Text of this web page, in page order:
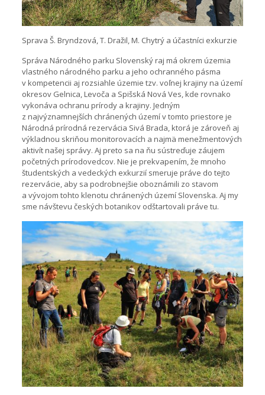
Sprava Š. Bryndzová, T. Dražil, M. Chytrý a účastníci exkurzie
Správa Národného parku Slovenský raj má okrem územia
vlastného národného parku a jeho ochranného pásma
v kompetencii aj rozsiahle územie tzv. voľnej krajiny na území
okresov Gelnica, Levoča a Spišská Nová Ves, kde rovnako
vykonáva ochranu prírody a krajiny. Jedným
z najvýznamnejších chránených území v tomto priestore je
Národná prírodná rezervácia Sivá Brada, ktorá je zároveň aj
výkladnou skriňou monitorovacích a najmä menežmentových
aktivít našej správy. Aj preto sa na ňu sústreďuje záujem
početných prírodovedcov. Nie je prekvapením, že mnoho
študentských a vedeckých exkurzií smeruje práve do tejto
rezervácie, aby sa podrobnejšie oboznámili zo stavom
a vývojom tohto klenotu chránených území Slovenska. Aj my
sme návštevu českých botanikov odštartovali práve tu.